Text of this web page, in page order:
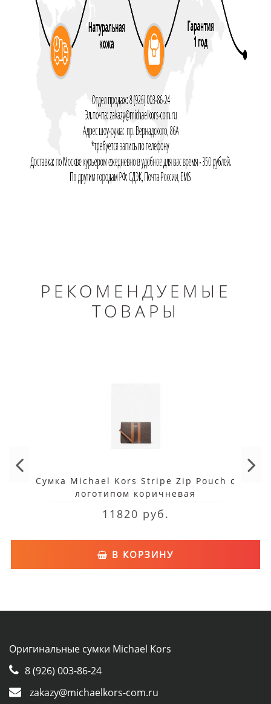
РЕКОМЕНДУЕМЫЕ
ТОВАРЫ
Сумка Michael Kors Stripe Zip Pouch с
логотипом коричневая
11820 руб.
В КОРЗИНУ
Оригинальные сумки Michael Kors
8 (926) 003-86-24
zakazy@michaelkors-com.ru